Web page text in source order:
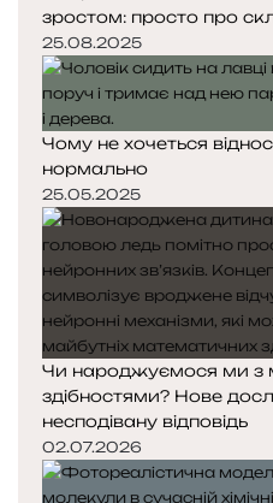
зростом: просто про
25.08.2025
Чому не хочеться
нормально
25.05.2025
Чи народжуємося ми з
здібностями? Нове
несподівану відповідь
02.07.2026